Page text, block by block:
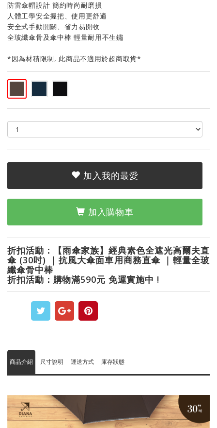
防雷傘帽設計 簡約時尚耐磨損
人體工學安全握把、使用更舒適
安全式手動開關、省力易開收
全玻纖傘骨及傘中棒 輕量耐用不生鏽
*因為材積限制, 此商品不適用於超商取貨*
加入我的最愛
加入購物車
折扣活動：【雨傘家族】經典素色全遮光高爾夫直
傘 (30吋) ｜抗風大傘面車用商務直傘 ｜輕量全玻
纖傘骨中棒
折扣活動：購物滿590元 免運實施中 !
商品介紹 尺寸說明 運送方式 庫存狀態